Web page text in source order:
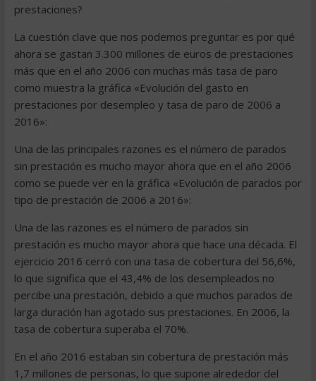
prestaciones?
La cuestión clave que nos podemos preguntar es por qué
ahora se gastan 3.300 millones de euros de prestaciones
más que en el año 2006 con muchas más tasa de paro
como muestra la gráfica «Evolución del gasto en
prestaciones por desempleo y tasa de paro de 2006 a
2016»:
Una de las principales razones es el número de parados
sin prestación es mucho mayor ahora que en el año 2006
como se puede ver en la gráfica «Evolución de parados por
tipo de prestación de 2006 a 2016»:
Una de las razones es el número de parados sin
prestación es mucho mayor ahora que hace una década. El
ejercicio 2016 cerró con una tasa de cobertura del 56,6%,
lo que significa que el 43,4% de los desempleados no
percibe una prestación, debido a que muchos parados de
larga duración han agotado sus prestaciones. En 2006, la
tasa de cobertura superaba el 70%.
En el año 2016 estaban sin cobertura de prestación más
1,7 millones de personas, lo que supone alrededor del